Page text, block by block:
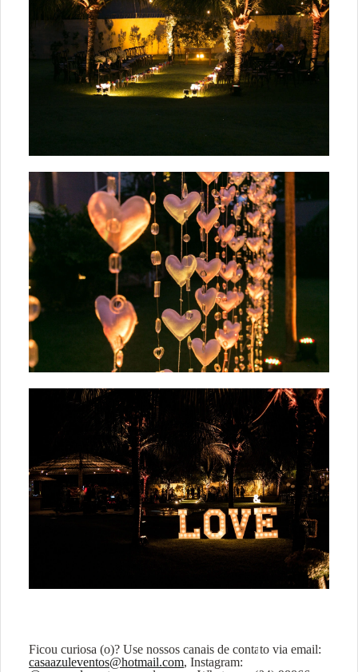
Ficou curiosa (o)? Use nossos canais de contato via email:
casaazuleventos@hotmail.com, Instagram: